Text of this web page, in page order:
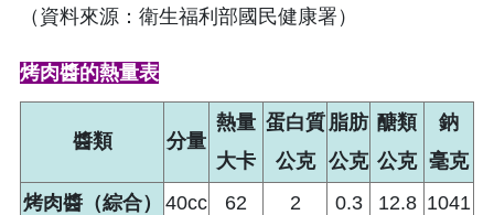
（資料來源：衛生福利部國民健康署）
烤肉醬的熱量表
醬類 分量
熱量
大卡
蛋白質
公克
脂肪
公克
醣類
公克
鈉
毫克
烤肉醬（綜合）
40cc 62 2 0.3 12.8 1041